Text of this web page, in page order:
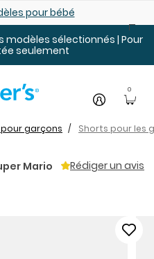
pour bébé
modèles sélectionnés | Pour
seulement
0
garçons
Shorts pour les
Mario
Rédiger un avis